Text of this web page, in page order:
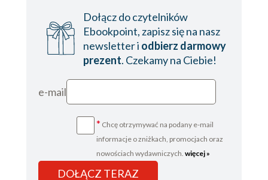
Dołącz do czytelników
Ebookpoint, zapisz się na nasz
newsletter i odbierz darmowy
prezent. Czekamy na Ciebie!
e-mail
* Chcę otrzymywać na podany e-mail
informacje o zniżkach, promocjach oraz
nowościach wydawniczych. więcej »
DOŁĄCZ TERAZ